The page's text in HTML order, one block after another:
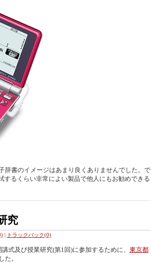
辞書のイメージはあまり良くありませんでした。で
するくらい非常によい製品で他人にもお勧めできる
究
トラックバック(0)
講式及び授業研究(第1回)に参加するために、 東京都
た。